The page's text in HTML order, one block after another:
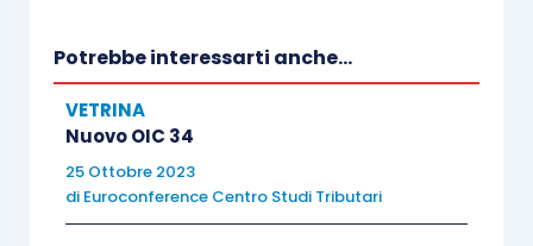
Fondamentalsdel CDG(Parte 2)
Dall’analisi alla sintesi – definizione
reportistica ai vari livelli
Funzioni e Responsabilità come elemento
Potrebbe interessarti anche...
VETRINA
Nuovo OIC 34
25 Ottobre 2023
di Euroconference Centro Studi Tributari